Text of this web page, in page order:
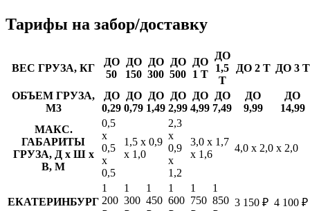
Тарифы на забор/доставку
ВЕС ГРУЗА, КГ
ДО
50
ДО
150
ДО
300
ДО
500
ДО
1 Т
ДО
1,5
Т
ДО 2 Т ДО 3 Т
ОБЪЕМ ГРУЗА,
М3
ДО
0,29
ДО
0,79
ДО
1,49
ДО
2,99
ДО
4,99
ДО
7,49
ДО
9,99
ДО
14,99
МАКС.
ГАБАРИТЫ
ГРУЗА, Д х Ш х
В, М
0,5
х
0,5
х
0,5
1,5 х 0,9
х 1,0
2,3
х
0,9
х
1,2
3,0 х 1,7
х 1,6
4,0 х 2,0 х 2,0
ЕКАТЕРИНБУРГ
1
200
1
300
1
450
1
600
1
750
1
850 3 150 ₽ 4 100 ₽